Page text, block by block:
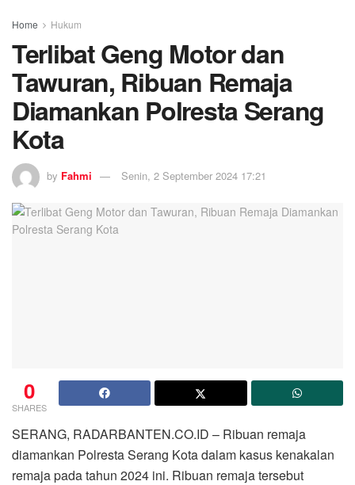
Home Hukum
Terlibat Geng Motor dan
Tawuran, Ribuan Remaja
Diamankan Polresta Serang
Kota
by Fahmi Senin, 2 September 2024 17:21
0
SHARES
SERANG, RADARBANTEN.CO.ID – Ribuan remaja
diamankan Polresta Serang Kota dalam kasus kenakalan
remaja pada tahun 2024 ini. Ribuan remaja tersebut